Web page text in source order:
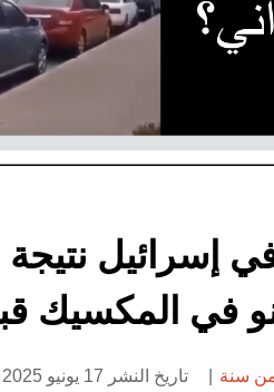
إسرائيل
في المكسيك
سنة
تاريخ النشر 17 يونيو 2025 الساعة 10:28